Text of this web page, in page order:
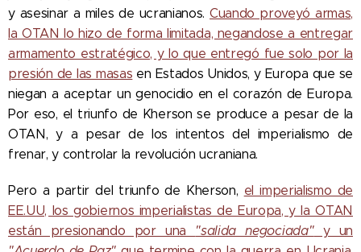
y asesinar a miles de ucranianos.Cuando proveyó armas,
la OTAN lo hizo de forma limitada, negandose a entregar
armamento estratégico, y lo que entregó fue solo por la
presión de las masas en Estados Unidos, y Europa que se
niegan a aceptar un genocidio en el corazón de Europa.
Por eso, el triunfo de Kherson se produce a pesar de la
OTAN, y a pesar de los intentos del imperialismo de
frenar, y controlar la revolución ucraniana.
Pero a partir del triunfo de Kherson, el imperialismo de
EE.UU, los gobiernos imperialistas de Europa, y la OTAN
están presionando por una "salida negociada"y un